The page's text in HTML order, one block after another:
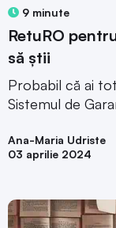
9 minute
RetuRO
să știi
Probabil că ai
Sistemul de
Ana-Maria Udriste
03 aprilie 2024